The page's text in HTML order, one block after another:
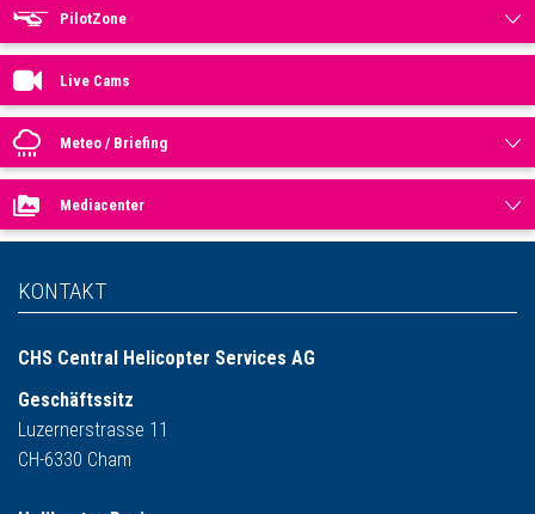
PilotZone
Live Cams
Meteo / Briefing
Mediacenter
KONTAKT
CHS Central Helicopter Services AG
Geschäftssitz
Luzernerstrasse 11
CH-6330 Cham